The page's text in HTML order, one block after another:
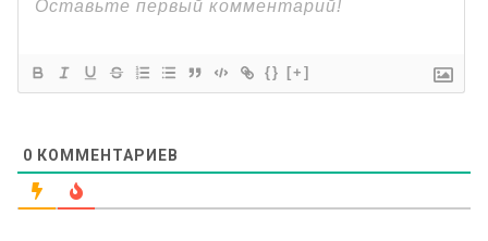
{} [+]
0 КОММЕНТАРИЕВ